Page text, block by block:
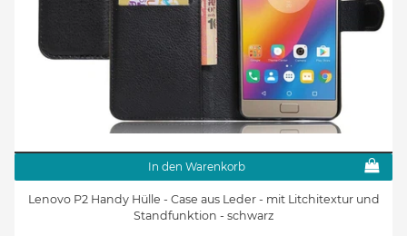
In den Warenkorb
Lenovo P2 Handy Hülle - Case aus Leder - mit Litchitextur und
Standfunktion - schwarz